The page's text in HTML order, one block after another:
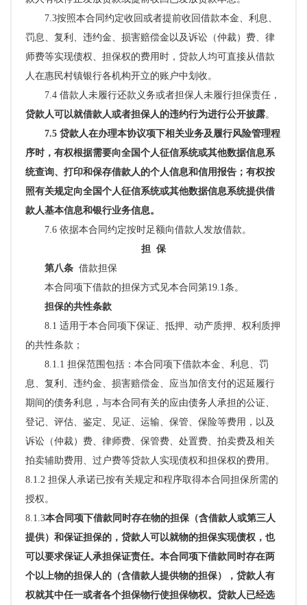
7.3按照本合同约定收回或者提前收回借款本金、利息、
罚息、复利、违约金、损害赔偿金以及诉讼（仲裁）费、律
师费等实现债权、担保权的费用时，贷款人均可直接从借款
人在惠民村镇银行各机构开立的账户中划收。
7.4 借款人未履行还款义务或者担保人未履行担保责任，
贷款人可以就借款人或者担保人的违约行为进行公开披露。
7.5 贷款人在办理本协议项下相关业务及履行风险管理程
序时，有权根据需要向全国个人征信系统或其他数据信息系
统查询、打印和保存借款人的个人信息和信用报告；有权按
照有关规定向全国个人征信系统或其他数据信息系统提供借
款人基本信息和银行业务信息。
7.6 依据本合同约定按时足额向借款人发放借款。
担 保
第八条 借款担保
本合同项下借款的担保方式见本合同第19.1条。
担保的共性条款
8.1 适用于本合同项下保证、抵押、动产质押、权利质押
的共性条款；
8.1.1 担保范围包括：本合同项下借款本金、利息、罚
息、复利、违约金、损害赔偿金、应当加倍支付的迟延履行
期间的债务利息，与本合同有关的应由债务人承担的公证、
登记、评估、鉴定、见证、运输、保管、保险等费用，以及
诉讼（仲裁）费、律师费、保管费、处置费、拍卖费及相关
拍卖辅助费用、过户费等贷款人实现债权和担保权的费用。
8.1.2 担保人承诺已按有关规定和程序取得本合同担保所需的
授权。
8.1.3本合同项下借款同时存在物的担保（含借款人或第三人
提供）和保证担保的，贷款人可以就物的担保实现债权，也
可以要求保证人承担保证责任。本合同项下借款同时存在两
个以上物的担保人的（含借款人提供物的担保），贷款人有
权就其中任一或者各个担保物行使担保物权。贷款人已经选